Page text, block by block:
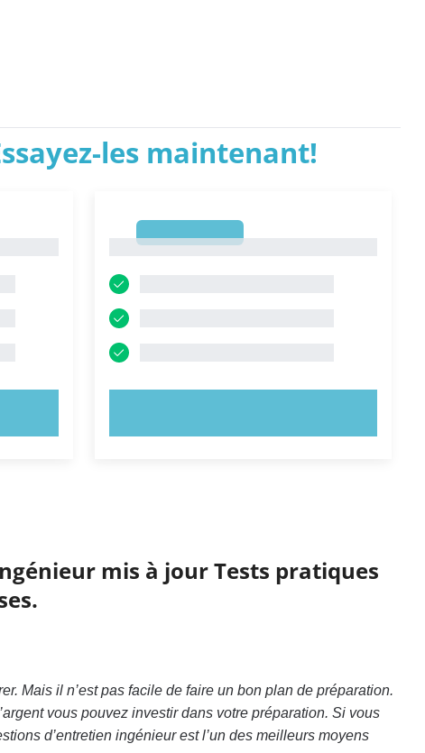
les maintenant!
mis à jour Tests pratiques
Mais il n’est pas facile de faire un bon plan de préparation.
vous pouvez investir dans votre préparation. Si vous
d’entretien ingénieur est l’un des meilleurs moyens